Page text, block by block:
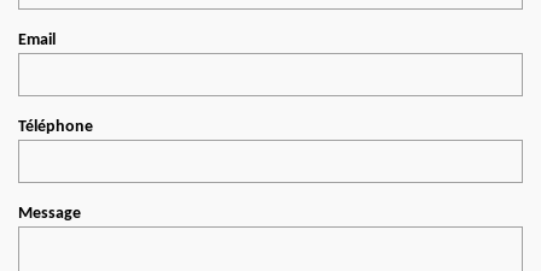
Email
Téléphone
Message